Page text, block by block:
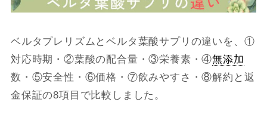
ベルタプレリズムとベルタ葉酸サプリの違いを、①
対応時期・②葉酸の配合量・③栄養素・④無添加
数・⑤安全性・⑥価格・⑦飲みやすさ・⑧解約と返
金保証の8項目で比較しました。